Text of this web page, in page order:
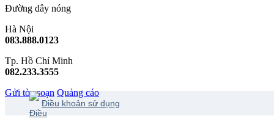
Đường dây nóng
Hà Nội
083.888.0123
Tp. Hồ Chí Minh
082.233.3555
Gửi tòa soạn Quảng cáo
Điều khoản sử dụng